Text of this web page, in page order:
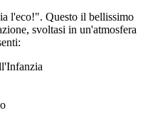
l'eco!". Questo il bellissimo
svoltasi in un'atmosfera